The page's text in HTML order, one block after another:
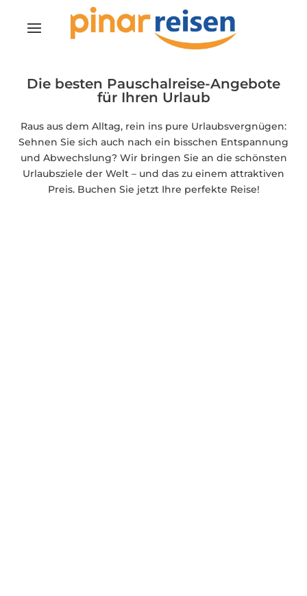
Die besten Pauschalreise-Angebote
für Ihren Urlaub
Raus aus dem Alltag, rein ins pure Urlaubsvergnügen:
Sehnen Sie sich auch nach ein bisschen Entspannung
und Abwechslung? Wir bringen Sie an die schönsten
Urlaubsziele der Welt – und das zu einem attraktiven
Preis. Buchen Sie jetzt Ihre perfekte Reise!